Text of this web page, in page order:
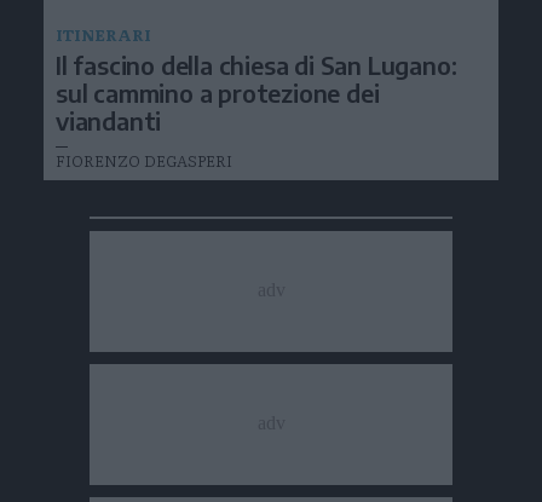
ITINERARI
Il fascino della chiesa di San Lugano:
sul cammino a protezione dei
viandanti
FIORENZO DEGASPERI